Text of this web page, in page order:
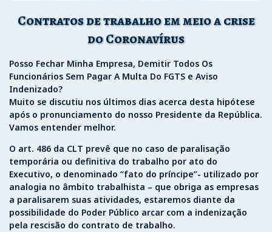
Contratos de trabalho em meio a crise
do Coronavírus
Posso Fechar Minha Empresa, Demitir Todos Os
Funcionários Sem Pagar A Multa Do FGTS e Aviso
Indenizado?
Muito se discutiu nos últimos dias acerca desta hipótese
após o pronunciamento do nosso Presidente da República.
Vamos entender melhor.
O art. 486 da CLT prevê que no caso de paralisação
temporária ou definitiva do trabalho por ato do
Executivo, o denominado “fato do príncipe”- utilizado por
analogia no âmbito trabalhista – que obriga as empresas
a paralisarem suas atividades, estaremos diante da
possibilidade do Poder Público arcar com a indenização
pela rescisão do contrato de trabalho.